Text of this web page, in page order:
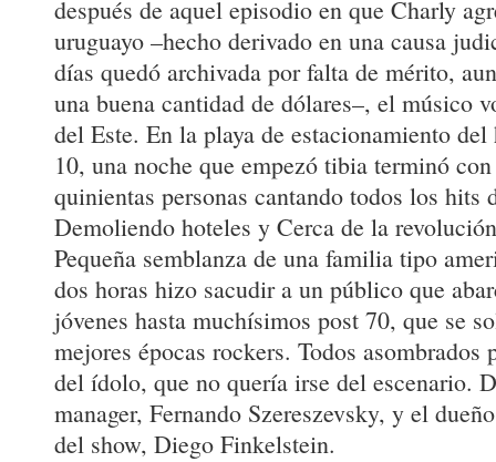
después de aquel episodio en que Charly
uruguayo –hecho derivado en una causa
días quedó archivada por falta de mérito,
una buena cantidad de dólares–, el músico
del Este. En la playa de estacionamiento
10, una noche que empezó tibia terminó
quinientas personas cantando todos los hits
Demoliendo hoteles y Cerca de la
Pequeña semblanza de una familia tipo
dos horas hizo sacudir a un público que
jóvenes hasta muchísimos post 70, que se
mejores épocas rockers. Todos asombrados
del ídolo, que no quería irse del escenario.
manager, Fernando Szereszevsky, y el
del show, Diego Finkelstein.